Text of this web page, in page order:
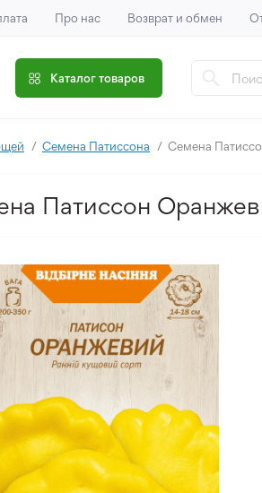
Про нас Возврат и обмен
Каталог товаров
Семена Патиссона Семена
Патиссон